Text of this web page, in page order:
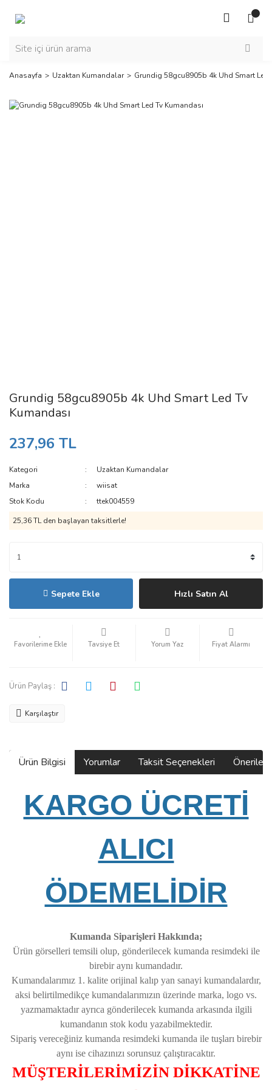
Anasayfa Uzaktan Kumandalar Grundig 58gcu8905b 4k Uhd Smart Led
Grundig 58gcu8905b 4k Uhd Smart Led Tv
Kumandası
237,96 TL
Kategori
Uzaktan Kumandalar
Marka
wiisat
Stok Kodu
ttek004559
25,36 TL den başlayan taksitlerle!
Sepete Ekle Hızlı Satın Al
Tavsiye Et Yorum Yaz Fiyat Alarmı
Ürün Paylaş :
Karşılaştır
Ürün Bilgisi Yorumlar Taksit Seçenekleri
KARGO ÜCRETİ
ALICI
ÖDEMELİDİR
Kumanda Siparişleri Hakkında;
Ürün görselleri temsili olup, gönderilecek kumanda resimdeki ile
birebir aynı kumandadır.
Kumandalarımız 1. kalite orijinal kalıp yan sanayi kumandalardır,
aksi belirtilmedikçe kumandalarımızın üzerinde marka, logo vs.
yazmamaktadır ayrıca gönderilecek kumanda arkasında ilgili
kumandanın stok kodu yazabilmektedir.
Sipariş vereceğiniz kumanda resimdeki kumanda ile tuşları birebir
aynı ise cihazınızı sorunsuz çalıştıracaktır.
MÜŞTERİLERİMİZİN DİKKATİNE